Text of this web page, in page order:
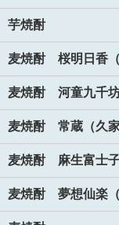
芋焼酎
麦焼酎 桜明日香（
麦焼酎 河童九千坊
麦焼酎 常蔵（久家
麦焼酎 麻生富士子
麦焼酎 夢想仙楽（